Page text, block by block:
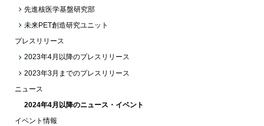
先進核医学基盤研究部
未来PET創造研究ユニット
プレスリリース
2023年4月以降のプレスリリース
2023年3月までのプレスリリース
ニュース
2024年4月以降のニュース・イベント
イベント情報